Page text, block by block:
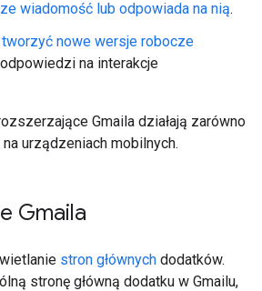
wiadomość lub odpowiada na nią.
tworzyć nowe wersje robocze
na interakcje
Gmaila działają zarówno
urządzeniach mobilnych.
Gmaila
stron głównych dodatków.
stronę główną dodatku w Gmailu,